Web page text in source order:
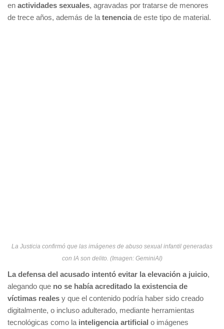
en actividades sexuales, agravadas por tratarse de menores
de trece años, además de la tenencia de este tipo de material.
La Justicia confirmó que las imágenes de abuso sexual infantil generadas
con IA son delito. (Imagen: GeminiAI)
La defensa del acusado intentó evitar la elevación a juicio,
alegando que no se había acreditado la existencia de
víctimas reales y que el contenido podría haber sido creado
digitalmente, o incluso adulterado, mediante herramientas
tecnológicas como la inteligencia artificial o imágenes